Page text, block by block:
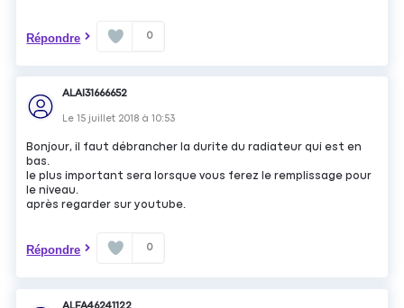
Répondre 0
ALAI31666652
Le15 juillet 2018 à10:53
Bonjour, il faut débrancher la durite du radiateur qui est en
bas.
le plus important sera lorsque vous ferez le remplissage pour
le niveau.
après regarder sur youtube.
Répondre 0